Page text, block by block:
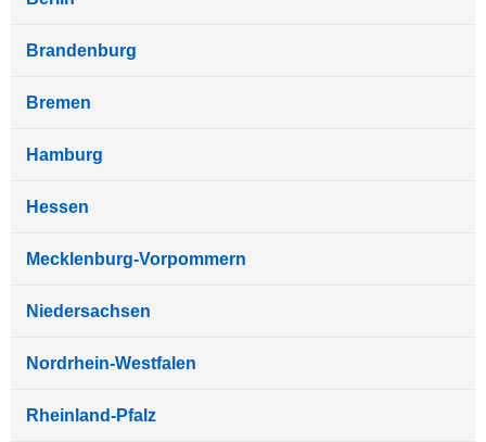
Brandenburg
Bremen
Hamburg
Hessen
Mecklenburg-Vorpommern
Niedersachsen
Nordrhein-Westfalen
Rheinland-Pfalz